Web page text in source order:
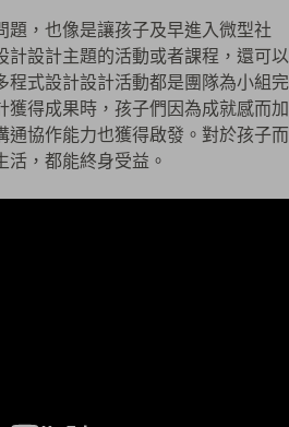
題，也像是讓孩子及早進入微型社
計設計主題的活動或者課程，還可以
程式設計設計活動都是團隊為小組完
獲得成果時，孩子們因為成就感而加
通協作能力也獲得啟發。對於孩子而
活，都能終身受益。